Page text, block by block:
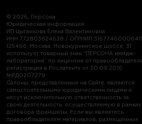
© 2026, Персона
Юридическая информация:
ИП Цыганкова Елена Валентиновна
ИНН 772803624638 / ОГРНИП 316774600064111
125466, Москва, Новокуркинское шоссе, 31
использует товарный знак “ПЕРСОНА имидж-
лаборатория” по лицензии от
регистрация в Роспатенте от 30.09.2016
№РД0207279
Салоны, представленные на Сайте, являются
самостоятельными юридическими лицами и
несут исключительную ответственность за
свою деятельность, осуществляемую в рамках
договора франшизы. Если вы являетесь
правообладателем материалов, размещённых